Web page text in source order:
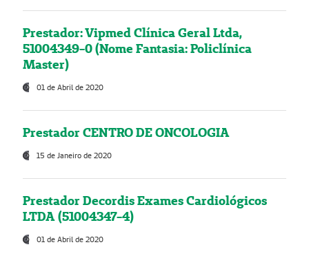
Prestador: Vipmed Clínica Geral Ltda,
51004349-0 (Nome Fantasia: Policlínica
Master)
01 de Abril de 2020
Prestador CENTRO DE ONCOLOGIA
15 de Janeiro de 2020
Prestador Decordis Exames Cardiológicos
LTDA (51004347-4)
01 de Abril de 2020